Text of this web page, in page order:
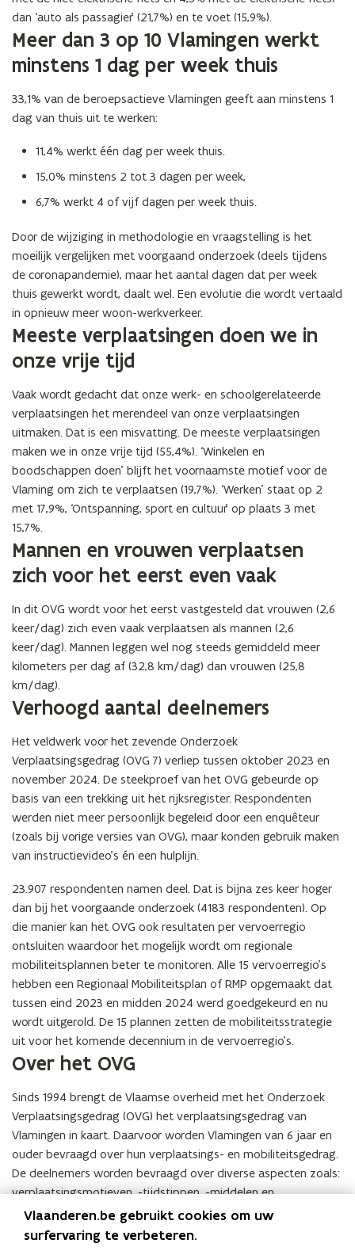
dan ‘auto als passagier’ (21,7%) en te voet (15,9%).
Meer dan 3 op 10 Vlamingen werkt
minstens 1 dag per week thuis
33,1% van de beroepsactieve Vlamingen geeft aan minstens 1
dag van thuis uit te werken:
11,4% werkt één dag per week thuis.
15,0% minstens 2 tot 3 dagen per week,
6,7% werkt 4 of vijf dagen per week thuis.
Door de wijziging in methodologie en vraagstelling is het
moeilijk vergelijken met voorgaand onderzoek (deels tijdens
de coronapandemie), maar het aantal dagen dat per week
thuis gewerkt wordt, daalt wel. Een evolutie die wordt vertaald
in opnieuw meer woon-werkverkeer.
Meeste verplaatsingen doen we in
onze vrije tijd
Vaak wordt gedacht dat onze werk- en schoolgerelateerde
verplaatsingen het merendeel van onze verplaatsingen
uitmaken. Dat is een misvatting. De meeste verplaatsingen
maken we in onze vrije tijd (55,4%). ‘Winkelen en
boodschappen doen’ blijft het voornaamste motief voor de
Vlaming om zich te verplaatsen (19,7%). ‘Werken’ staat op 2
met 17,9%, ‘Ontspanning, sport en cultuur’ op plaats 3 met
15,7%.
Mannen en vrouwen verplaatsen
zich voor het eerst even vaak
In dit OVG wordt voor het eerst vastgesteld dat vrouwen (2,6
keer/dag) zich even vaak verplaatsen als mannen (2,6
keer/dag). Mannen leggen wel nog steeds gemiddeld meer
kilometers per dag af (32,8 km/dag) dan vrouwen (25,8
km/dag).
Verhoogd aantal deelnemers
Het veldwerk voor het zevende Onderzoek
Verplaatsingsgedrag (OVG 7) verliep tussen oktober 2023 en
november 2024. De steekproef van het OVG gebeurde op
basis van een trekking uit het rijksregister. Respondenten
werden niet meer persoonlijk begeleid door een enquêteur
(zoals bij vorige versies van OVG), maar konden gebruik maken
van instructievideo’s én een hulplijn.
23.907 respondenten namen deel. Dat is bijna zes keer hoger
dan bij het voorgaande onderzoek (4183 respondenten). Op
die manier kan het OVG ook resultaten per vervoerregio
ontsluiten waardoor het mogelijk wordt om regionale
mobiliteitsplannen beter te monitoren. Alle 15 vervoerregio’s
hebben een Regionaal Mobiliteitsplan of RMP opgemaakt dat
tussen eind 2023 en midden 2024 werd goedgekeurd en nu
wordt uitgerold. De 15 plannen zetten de mobiliteitsstrategie
uit voor het komende decennium in de vervoerregio’s.
Over het OVG
Sinds 1994 brengt de Vlaamse overheid met het Onderzoek
Verplaatsingsgedrag (OVG) het verplaatsingsgedrag van
Vlamingen in kaart. Daarvoor worden Vlamingen van 6 jaar en
ouder bevraagd over hun verplaatsings- en mobiliteitsgedrag.
De deelnemers worden bevraagd over diverse aspecten zoals:
verplaatsingsmotieven, -tijdstippen, -middelen en
bestemmingen. Het onderzoek is een belangrijke bron van
informatie voor beleidsbeslissingen rond duurzame
Vlaanderen.be gebruikt cookies om uw
surfervaring te verbeteren.